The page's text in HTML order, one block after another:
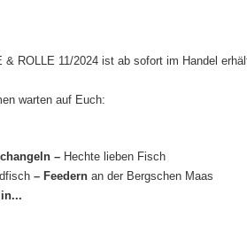
& ROLLE 11/2024 ist ab sofort im Handel
warten auf Euch:
– Hechte lieben Fisch
– Feedern an der Bergschen Maas